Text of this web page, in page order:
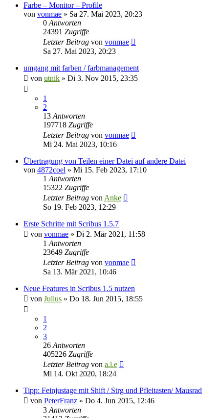
Farbe – Monitor – Profile
von vonmae » Sa 27. Mai 2023, 20:23
0 Antworten
24391 Zugriffe
Letzter Beitrag von vonmae
Sa 27. Mai 2023, 20:23
umgang mit farben / farbmanagement
von utnik » Di 3. Nov 2015, 23:35
1
2
13 Antworten
197718 Zugriffe
Letzter Beitrag von vonmae
Mi 24. Mai 2023, 10:16
Übertragung von Teilen einer Datei auf andere Datei
von 4872coel » Mi 15. Feb 2023, 17:10
1 Antworten
15322 Zugriffe
Letzter Beitrag von Anke
So 19. Feb 2023, 12:29
Erste Schritte mit Scribus 1.5.7
von vonmae » Di 2. Mär 2021, 11:58
1 Antworten
23649 Zugriffe
Letzter Beitrag von vonmae
Sa 13. Mär 2021, 10:46
Neue Features in Scribus 1.5 nutzen
von Julius » Do 18. Jun 2015, 18:55
1
2
3
26 Antworten
405226 Zugriffe
Letzter Beitrag von a.l.e
Mi 14. Okt 2020, 18:24
Tipp: Feinjustage mit Shift / Strg und Pfleitasten/ Mausrad
von PeterFranz » Do 4. Jun 2015, 12:46
3 Antworten